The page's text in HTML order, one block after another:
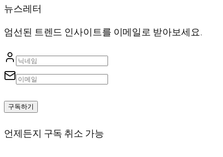
뉴스레터
엄선된 트렌드 인사이트를 이메일로 받아보세요.
구독하기
언제든지 구독 취소 가능